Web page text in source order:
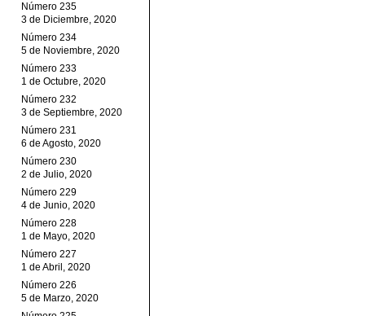
Número 235
3 de Diciembre, 2020
Número 234
5 de Noviembre, 2020
Número 233
1 de Octubre, 2020
Número 232
3 de Septiembre, 2020
Número 231
6 de Agosto, 2020
Número 230
2 de Julio, 2020
Número 229
4 de Junio, 2020
Número 228
1 de Mayo, 2020
Número 227
1 de Abril, 2020
Número 226
5 de Marzo, 2020